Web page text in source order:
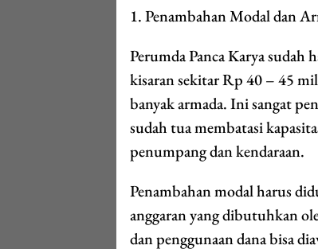
1. Penambahan Modal dan
Perumda Panca Karya
kisaran sekitar Rp 40 – 45
banyak armada. Ini sangat
sudah tua membatasi
penumpang dan kendaraan.
Penambahan modal harus
anggaran yang dibutuhkan
dan penggunaan dana bisa